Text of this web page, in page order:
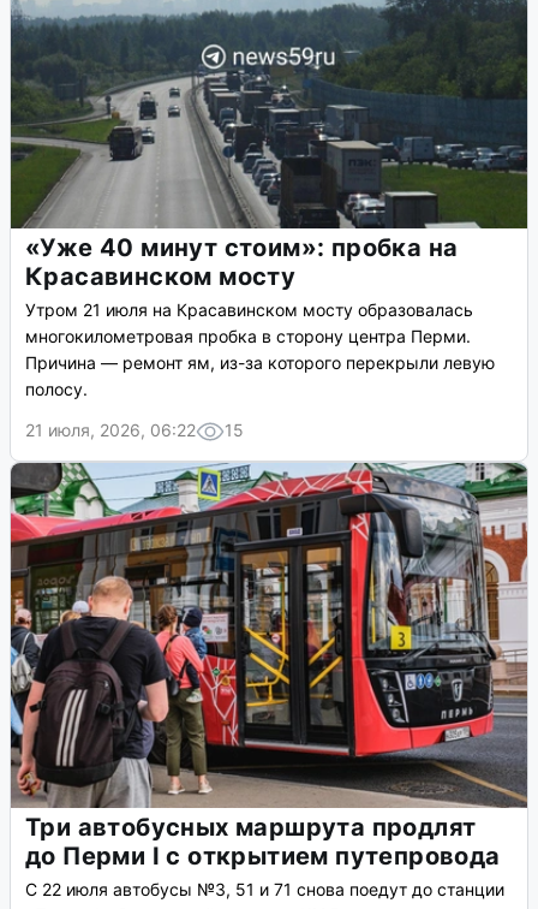
«Уже 40 минут стоим»: пробка на
Красавинском мосту
Утром 21 июля на Красавинском мосту образовалась
многокилометровая пробка в сторону центра Перми.
Причина — ремонт ям, из-за которого перекрыли левую
полосу.
21 июля, 2026, 06:22
15
Три автобусных маршрута продлят
до Перми I с открытием путепровода
С 22 июля автобусы №3, 51 и 71 снова поедут до станции